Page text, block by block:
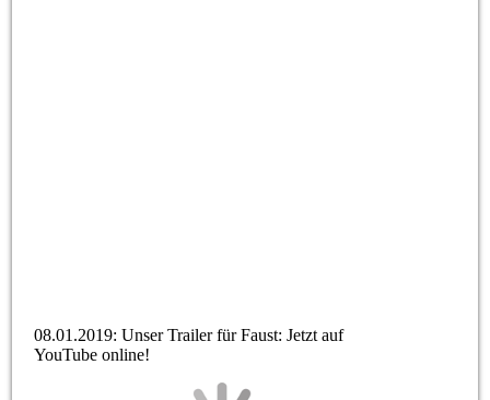
08.01.2019: Unser Trailer für Faust: Jetzt auf
YouTube online!